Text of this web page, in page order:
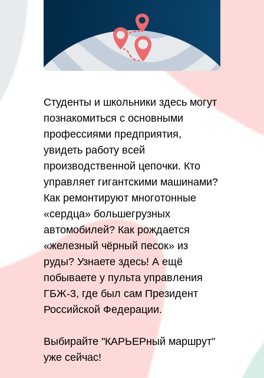
Студенты и школьники здесь могут
познакомиться с основными
профессиями предприятия,
увидеть работу всей
производственной цепочки. Кто
управляет гигантскими машинами?
Как ремонтируют многотонные
«сердца» большегрузных
автомобилей? Как рождается
«железный чёрный песок» из
руды? Узнаете здесь! А ещё
побываете у пульта управления
ГБЖ-3, где был сам Президент
Российской Федерации.
Выбирайте "КАРЬЕРный маршрут"
уже сейчас!